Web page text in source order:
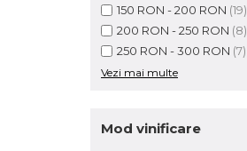
150 RON - 200 RON (19)
200 RON - 250 RON (8)
250 RON - 300 RON (7)
Vezi mai multe
Mod vinificare